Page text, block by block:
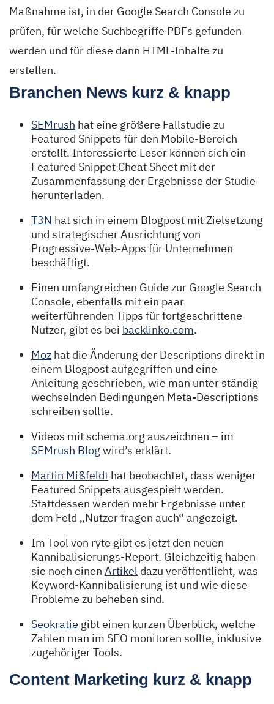
Maßnahme ist, in der Google Search Console zu
prüfen, für welche Suchbegriffe PDFs gefunden
werden und für diese dann HTML-Inhalte zu
erstellen.
Branchen News kurz & knapp
SEMrush hat eine größere Fallstudie zu
Featured Snippets für den Mobile-Bereich
erstellt. Interessierte Leser können sich ein
Featured Snippet Cheat Sheet mit der
Zusammenfassung der Ergebnisse der Studie
herunterladen.
T3N hat sich in einem Blogpost mit Zielsetzung
und strategischer Ausrichtung von
Progressive-Web-Apps für Unternehmen
beschäftigt.
Einen umfangreichen Guide zur Google Search
Console, ebenfalls mit ein paar
weiterführenden Tipps für fortgeschrittene
Nutzer, gibt es bei backlinko.com.
Moz hat die Änderung der Descriptions direkt in
einem Blogpost aufgegriffen und eine
Anleitung geschrieben, wie man unter ständig
wechselnden Bedingungen Meta-Descriptions
schreiben sollte.
Videos mit schema.org auszeichnen – im
SEMrush Blog wird’s erklärt.
Martin Mißfeldt hat beobachtet, dass weniger
Featured Snippets ausgespielt werden.
Stattdessen werden mehr Ergebnisse unter
dem Feld „Nutzer fragen auch“ angezeigt.
Im Tool von ryte gibt es jetzt den neuen
Kannibalisierungs-Report. Gleichzeitig haben
sie noch einen Artikel dazu veröffentlicht, was
Keyword-Kannibalisierung ist und wie diese
Probleme zu beheben sind.
Seokratie gibt einen kurzen Überblick, welche
Zahlen man im SEO monitoren sollte, inklusive
zugehöriger Tools.
Content Marketing kurz & knapp